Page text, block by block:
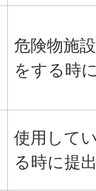
危険物施
をする時
使用して
る時に提